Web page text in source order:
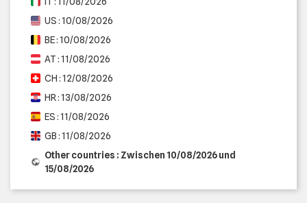
US : 10/08/2026
BE : 10/08/2026
AT : 11/08/2026
CH : 12/08/2026
HR : 13/08/2026
ES : 11/08/2026
GB : 11/08/2026
Other countries : Zwischen 10/08/2026 und
15/08/2026